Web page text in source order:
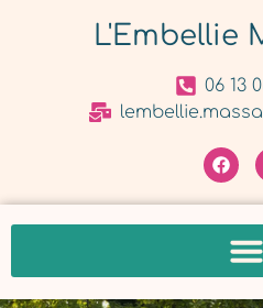
L'Embellie
06 13